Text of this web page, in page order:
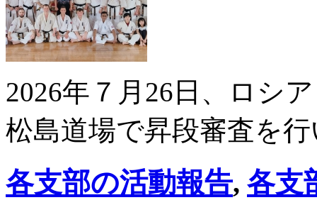
2026年７月26日、ロシ
松島道場で昇段審査を
各支部の活動報告, 各支